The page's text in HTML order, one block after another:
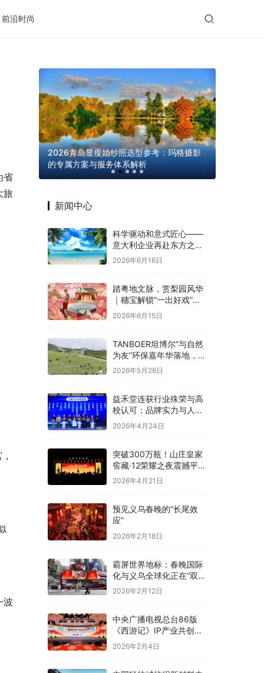
前沿时尚
省
旅
波
2026青岛显瘦婚纱照选型参考：玛格摄影
的专属方案与服务体系解析
新闻中心
科学驱动和意式匠心——
意大利企业再赴东方之约
赋能意中大健康产业深度
2026年6月16日
踏粤地文脉，赏梨园风华
｜穗宝解锁“一出好戏”文
化溯源之旅
2026年6月15日
TANBOER坦博尔“与自然
为友”环保嘉年华落地，构
建四季户外可持续实践
2026年5月26日
益禾堂连获行业殊荣与高
校认可：品牌实力与人才
战略双线并进
2026年4月24日
突破300万瓶！山庄皇家
窖藏·12荣耀之夜震撼平
泉，冀酒超级大单品强势
2026年4月21日
预见义乌春晚的“长尾效
应”
2026年2月18日
霸屏世界地标：春晚国际
化与义乌全球化正在“双向
奔赴”！
2026年2月12日
中央广播电视总台86版
《西游记》IP产业共创大
会在京举办
2026年2月4日